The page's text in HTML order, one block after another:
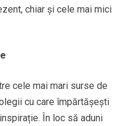
chiar și cele mai mici
cele mai mari surse de
cu care împărtășești
În loc să aduni